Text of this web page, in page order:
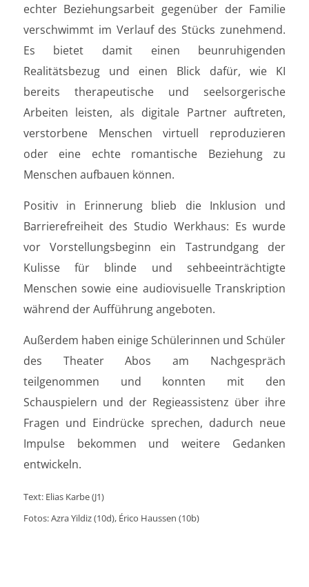
echter Beziehungsarbeit gegenüber der Familie
verschwimmt im Verlauf des Stücks zunehmend.
Es bietet damit einen beunruhigenden
Realitätsbezug und einen Blick dafür, wie KI
bereits therapeutische und seelsorgerische
Arbeiten leisten, als digitale Partner auftreten,
verstorbene Menschen virtuell reproduzieren
oder eine echte romantische Beziehung zu
Menschen aufbauen können.
Positiv in Erinnerung blieb die Inklusion und
Barrierefreiheit des Studio Werkhaus: Es wurde
vor Vorstellungsbeginn ein Tastrundgang der
Kulisse für blinde und sehbeeinträchtigte
Menschen sowie eine audiovisuelle Transkription
während der Aufführung angeboten.
Außerdem haben einige Schülerinnen und Schüler
des Theater Abos am Nachgespräch
teilgenommen und konnten mit den
Schauspielern und der Regieassistenz über ihre
Fragen und Eindrücke sprechen, dadurch neue
Impulse bekommen und weitere Gedanken
entwickeln.
Text: Elias Karbe (J1)
Fotos: Azra Yildiz (10d), Érico Haussen (10b)